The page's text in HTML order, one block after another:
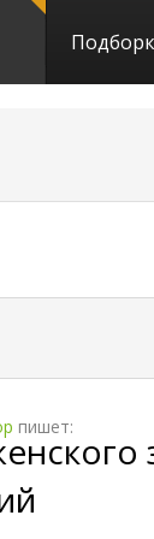
пишет: